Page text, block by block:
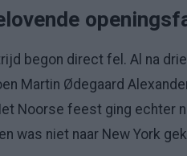
begon direct fel. Al na
Martin Ødegaard
Noorse feest ging echter
was niet naar New York